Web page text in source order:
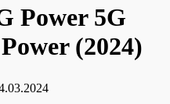
Power 5G
(2024)